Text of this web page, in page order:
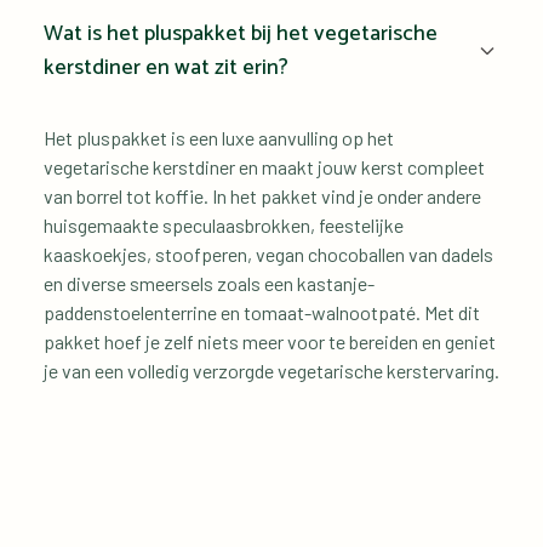
Wat is het pluspakket bij het vegetarische
kerstdiner en wat zit erin?
Het pluspakket is een luxe aanvulling op het
vegetarische kerstdiner en maakt jouw kerst compleet
van borrel tot koffie. In het pakket vind je onder andere
huisgemaakte speculaasbrokken, feestelijke
kaaskoekjes, stoofperen, vegan chocoballen van dadels
en diverse smeersels zoals een kastanje-
paddenstoelenterrine en tomaat-walnootpaté. Met dit
pakket hoef je zelf niets meer voor te bereiden en geniet
je van een volledig verzorgde vegetarische kerstervaring.